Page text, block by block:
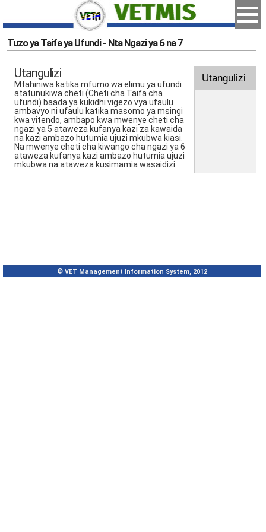
Tuzo ya Taifa ya Ufundi - Nta Ngazi ya 6 na 7
Utangulizi
Mtahiniwa katika mfumo wa elimu ya ufundi
atatunukiwa cheti (Cheti cha Taifa cha
ufundi) baada ya kukidhi vigezo vya ufaulu
ambavyo ni ufaulu katika masomo ya msingi
kwa vitendo, ambapo kwa mwenye cheti cha
ngazi ya 5 ataweza kufanya kazi za kawaida
na kazi ambazo hutumia ujuzi mkubwa kiasi.
Na mwenye cheti cha kiwango cha ngazi ya 6
ataweza kufanya kazi ambazo hutumia ujuzi
mkubwa na ataweza kusimamia wasaidizi.
Utangulizi
© VET Management Information System, 2012